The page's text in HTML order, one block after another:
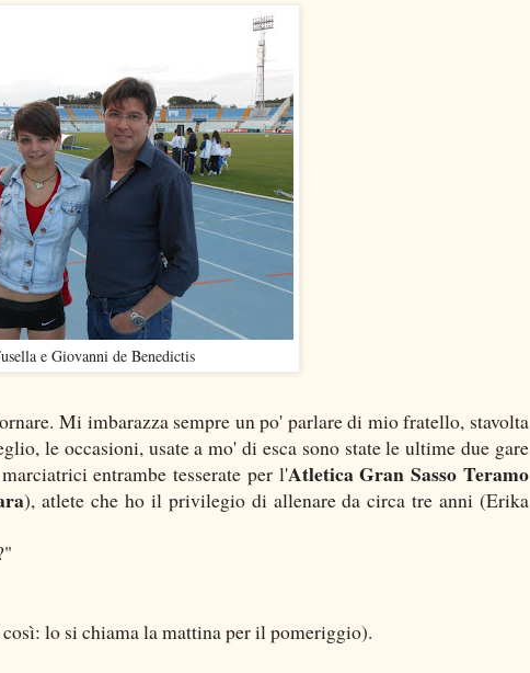
e Giovanni de Benedictis
Mi imbarazza sempre un po' parlare di mio fratello, stavolta
le occasioni, usate a mo' di esca sono state le ultime due gare
entrambe tesserate per l'Atletica Gran Sasso Teramo
), atlete che ho il privilegio di allenare da circa tre anni (Erika
lo si chiama la mattina per il pomeriggio).